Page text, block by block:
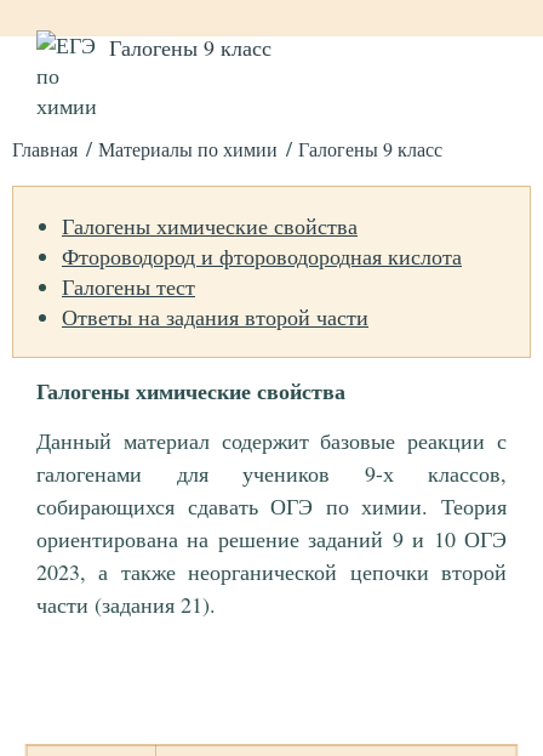
Галогены 9 класс
Главная Материалы по химии Галогены 9 класс
Галогены химические свойства
Фтороводород и фтороводородная кислота
Галогены тест
Ответы на задания второй части
Галогены химические свойства
Данный материал содержит базовые реакции с
галогенами для учеников 9-х классов,
собирающихся сдавать ОГЭ по химии. Теория
ориентирована на решение заданий 9 и 10 ОГЭ
2023, а также неорганической цепочки второй
части (задания 21).